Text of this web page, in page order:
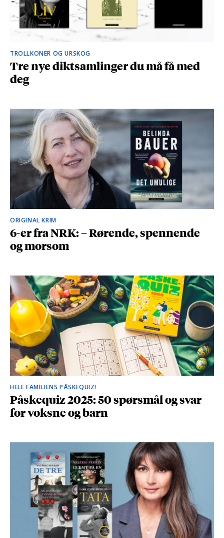
TROLLKONER OG URSKOG
Tre nye diktsamlinger du må få med
deg
ORIGINAL KRIM
6-er fra NRK: – Rørende, spennende
og morsom
HELE FAMILIENS PÅSKEQUIZ!
Påskequiz 2025: 50 spørsmål og svar
for voksne og barn